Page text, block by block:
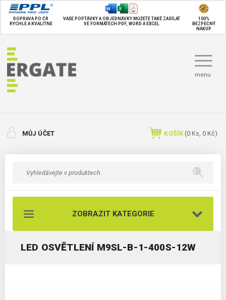
DOPRAVA PO ČR
RYCHLE A KVALITNĚ
VAŠE POPTÁVKY A OBJEDNÁVKY MŮŽETE TAKÉ ZASÍLAT
VE FORMÁTECH PDF, WORD A EXCEL
100%
BEZPEČNÝ
NÁKUP
menu
MŮJ ÚČET KOŠÍK (0 Ks, 0 Kč)
ZOBRAZIT KATEGORIE
LED OSVĚTLENÍ M9SL-B-1-400S-12W